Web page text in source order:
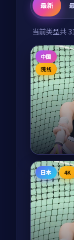
最新
当前类型共
中国
院线
千里江山
电视剧
主演：张译
1936 年从
的「千里护
任务中，三
相干的男女
日本 4K